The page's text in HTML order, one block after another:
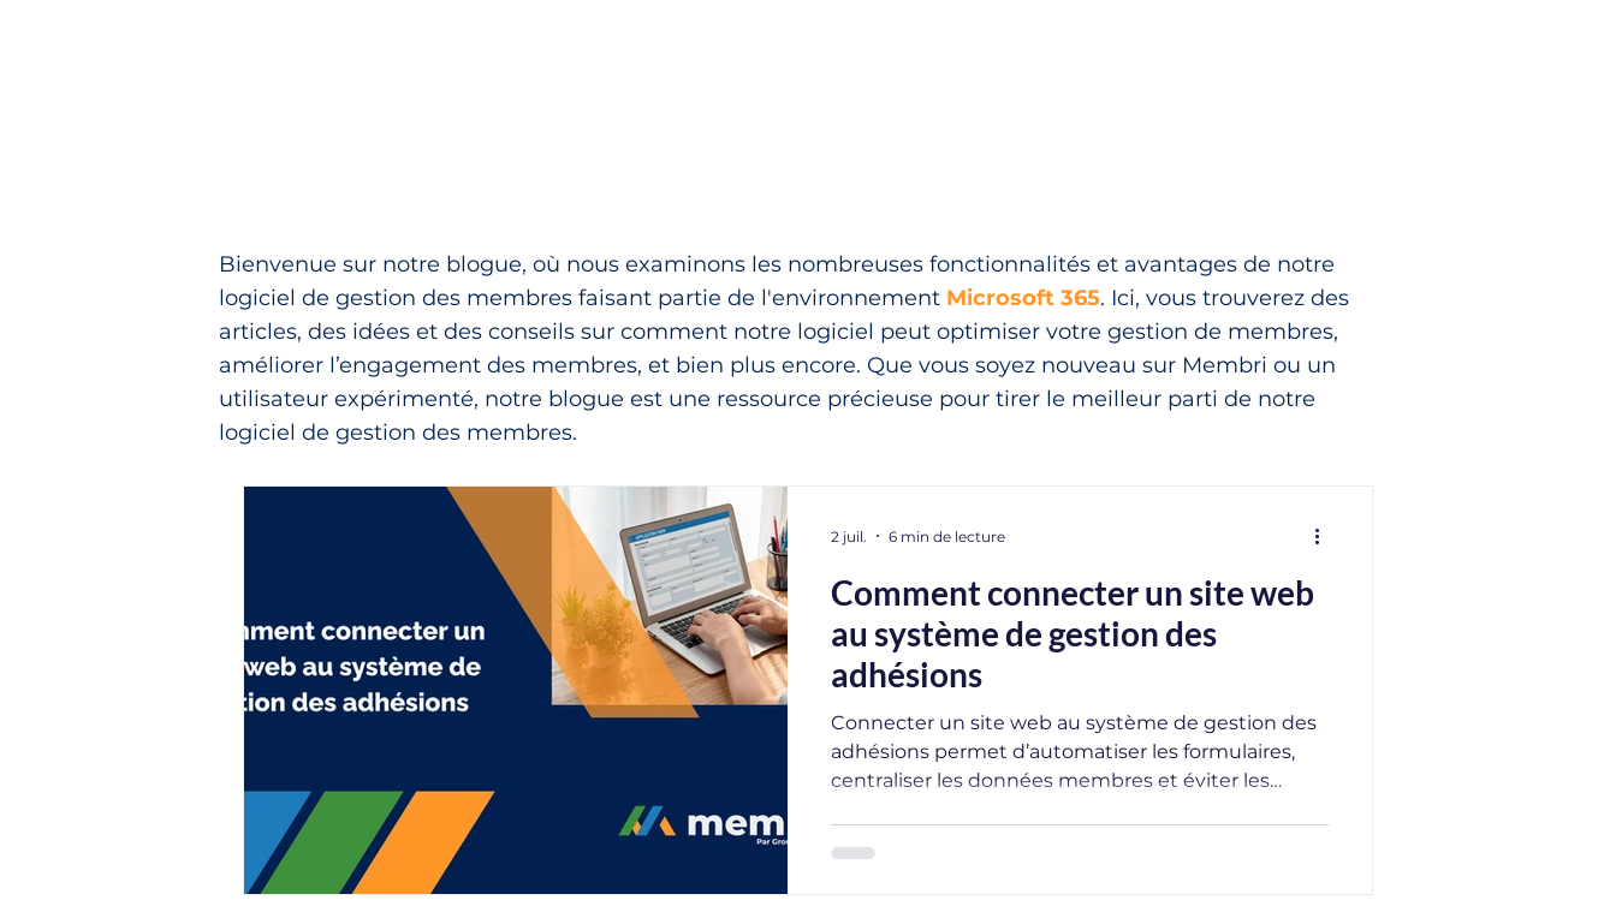
Bienvenue sur notre blogue, où nous examinons les nombreuses fonctionnalités et avantages de notre
logiciel de gestion des membres faisant partie de l'environnement Microsoft 365. Ici, vous trouverez des
articles, des idées et des conseils sur comment notre logiciel peut optimiser votre gestion de membres,
améliorer l’engagement des membres, et bien plus encore. Que vous soyez nouveau sur Membri ou un
utilisateur expérimenté, notre blogue est une ressource précieuse pour tirer le meilleur parti de notre
logiciel de gestion des membres.
Comment connecter un site web
au système de gestion des
adhésions
Connecter un site web au système de gestion des
adhésions permet d’automatiser les formulaires,
centraliser les données membres et éviter les
l’expérience membre, réduit les erreurs
2 juil. 6 min de lecture